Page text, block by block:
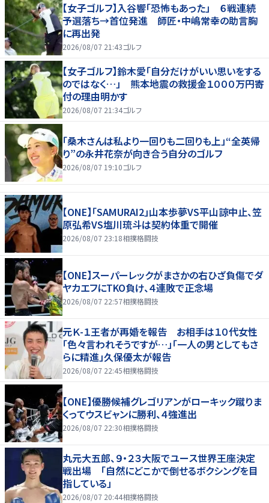
【女子ゴルフ】入谷響「恐怖もあった」 ６戦連続
予選落ち→首位発進 師匠・中嶋常幸の助言胸
に再出発
2026/08/07 21:43ゴルフ
【女子ゴルフ】鈴木愛「自分だけがいい思いをする
のではなく…」 熊本地震の救援金１０００万円寄
付の理由明かす
2026/08/07 21:34ゴルフ
「桑木さんは私より一回りも二回りも上」“全英帰
り”の永井花奈が向き合う自分のゴルフ
2026/08/07 19:10ゴルフ
【ONE】「SAMURAI2」山本歩夢VS平山諒中止、笠
原弘希VS塩川琉斗は契約体重で開催
2026/08/07 23:18相撲格闘技
【ONE】スーパーレックがまさかの右ひざ負傷でダ
ヤカエフにTKO負け、４連敗で正念場
2026/08/07 22:57相撲格闘技
元Ｋ-１王者が再婚を報告 お相手は１０代女性
「色々言われそうですが…」「一人の男としてもさ
らに精進」久保優太が報告
2026/08/07 22:45相撲格闘技
【ONE】優勝候補グレゴリアンがローキック蹴りま
くってウスビャンに勝利、４強進出
2026/08/07 22:30相撲格闘技
丸元大五郎、９・２３大阪でユース世界王座決定
戦出場 「自然にどこかで倒せるボクシングを目
指している」
2026/08/07 20:44相撲格闘技